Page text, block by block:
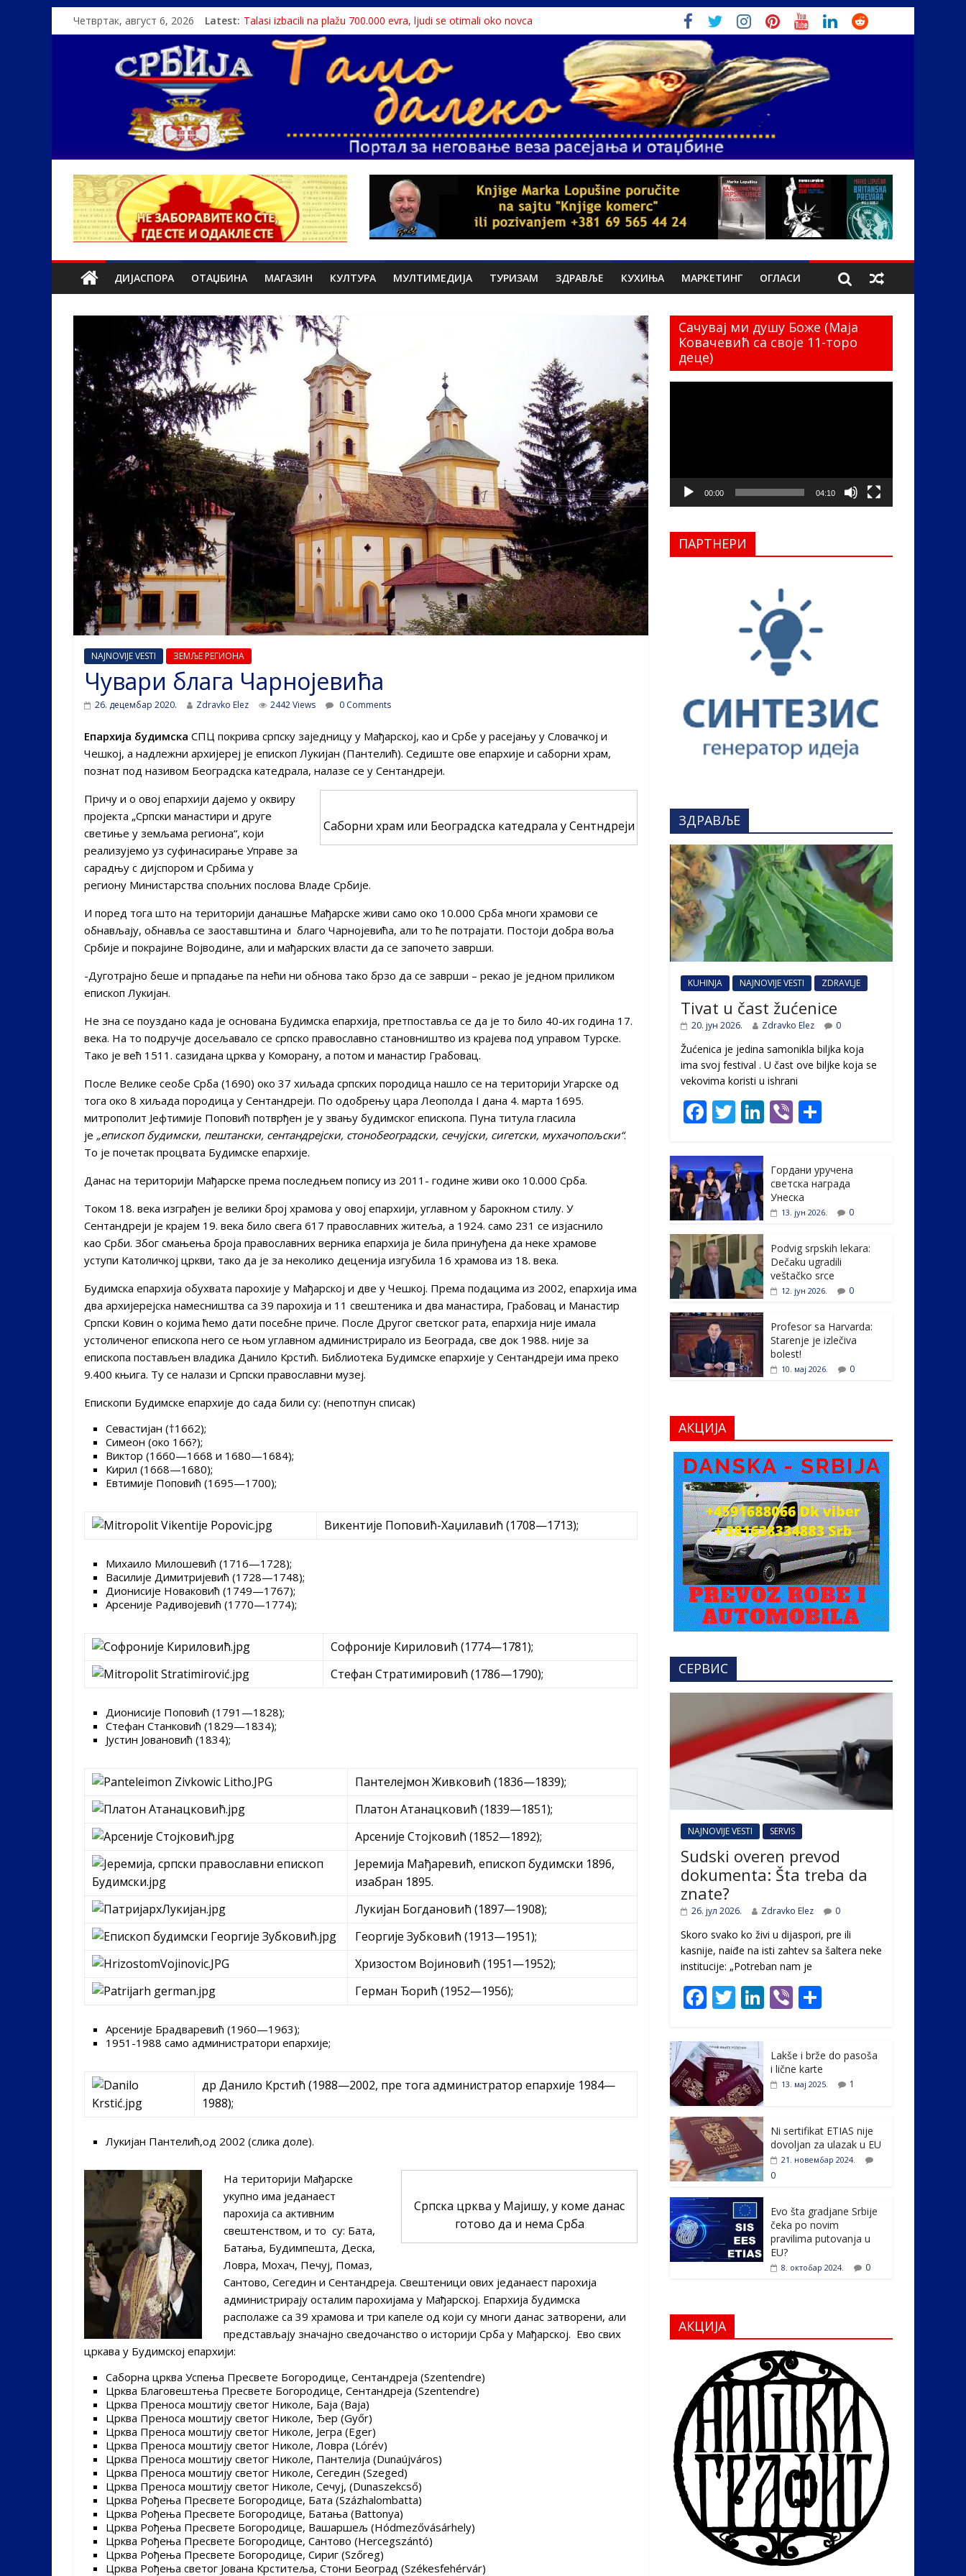
Четвртак, август 6, 2026 Latest: Talasi izbacili na plažu 700.000 evra, ljudi se otimali oko novca
Srbin zaspao na Dunavu, reka ga odnela u Rumuniju
Politika i seks glavne teme srpskih medija
U Srbiji pola miliona migranata, 100 000 stranaca se zaposlilo
Monasi spasili dete sa litice visoke 15 metara
ДИЈАСПОРА ОТАЏБИНА МАГАЗИН КУЛТУРА МУЛТИМЕДИЈА ТУРИЗАМ ЗДРАВЉЕ КУХИЊА МАРКЕТИНГ ОГЛАСИ
NAJNOVIJE VESTI ЗЕМЉЕ РЕГИОНА
Чувари блага Чарнојевића
26. децембар 2020. Zdravko Elez 2442 Views 0 Comments
Епархија будимска СПЦ покрива српску заједницу у Мађарској, као и Србе у расејању у Словачкој и
Чешкој, а надлежни архијереј је епископ Лукијан (Пантелић). Седиште ове епархије и саборни храм,
познат под називом Београдска катедрала, налазе се у Сентандреји.
Саборни храм или Београдска катедрала у Сентндреји
Причу и о овој епархији дајемо у оквиру
пројекта „Српски манастири и друге
светиње у земљама региона“, који
реализујемо уз суфинасирање Управе за
сарадњу с дијспором и Србима у
региону Министарства спољних послова Владе Србије.
И поред тога што на територији данашње Мађарске живи само око 10.000 Срба многи храмови се
обнављају, обнавља се заоставштина и благо Чарнојевића, али то ће потрајати. Постоји добра воља
Србије и покрајине Војводине, али и мађарских власти да се започето заврши.
-Дуготрајно беше и прпадање па нећи ни обнова тако брзо да се заврши – рекао је једном приликом
епископ Лукијан.
Не зна се поуздано када је основана Будимска епархија, претпоставља се да је то било 40-их година 17.
века. На то подручје досељавало се српско православно становништво из крајева под управом Турске.
Тако је већ 1511. сазидана црква у Коморану, а потом и манастир Грабовац.
После Велике сеобе Срба (1690) око 37 хиљада српских породица нашло се на територији Угарске од
тога око 8 хиљада породица у Сентандреји. По одобрењу цара Леополда I дана 4. марта 1695.
митрополит Јефтимије Поповић потврђен је у звању будимског епископа. Пуна титула гласила
је „епископ будимски, пештански, сентандрејски, стонобеоградски, сечујски, сигетски, мухачопољски“.
То је почетак процвата Будимске епархије.
Данас на територији Мађарске према последњем попису из 2011- године живи око 10.000 Срба.
Током 18. века изграђен је велики број храмова у овој епархији, углавном у барокном стилу. У
Сентандреји је крајем 19. века било свега 617 православних житеља, а 1924. само 231 се изјаснило
као Срби. Због смањења броја православних верника епархија је била принуђена да неке храмове
уступи Католичкој цркви, тако да је за неколико деценија изгубила 16 храмова из 18. века.
Будимска епархија обухвата парохије у Мађарској и две у Чешкој. Према подацима из 2002, епархија има
два архијерејска намесништва са 39 парохија и 11 свештеника и два манастира, Грабовац и Манастир
Српски Ковин о којима ћемо дати посебне приче. После Другог светског рата, епархија није имала
устоличеног епископа него се њом углавном администрирало из Београда, све док 1988. није за
епископа постављен владика Данило Крстић. Библиотека Будимске епархије у Сентандреји има преко
9.400 књига. Ту се налази и Српски православни музеј.
Епископи Будимске епархије до сада били су: (непотпун списак)
Севастијан (†1662);
Симеон (око 166?);
Виктор (1660—1668 и 1680—1684);
Кирил (1668—1680);
Евтимије Поповић (1695—1700);
Викентије Поповић-Хаџилавић (1708—1713);
Михаило Милошевић (1716—1728);
Василије Димитријевић (1728—1748);
Дионисије Новаковић (1749—1767);
Арсеније Радивојевић (1770—1774);
Софроније Кириловић (1774—1781);
Стефан Стратимировић (1786—1790);
Дионисије Поповић (1791—1828);
Стефан Станковић (1829—1834);
Јустин Јовановић (1834);
Пантелејмон Живковић (1836—1839);
Платон Атанацковић (1839—1851);
Арсеније Стојковић (1852—1892);
Јеремија Мађаревић, епископ будимски 1896,
изабран 1895.
Лукијан Богдановић (1897—1908);
Георгије Зубковић (1913—1951);
Хризостом Војиновић (1951—1952);
Герман Ђорић (1952—1956);
Арсеније Брадваревић (1960—1963);
1951-1988 само администратори епархије;
др Данило Крстић (1988—2002, пре тога администратор епархије 1984—
1988);
Лукијан Пантелић,од 2002 (слика доле).
Српска црква у Мајишу, у коме данас
готово да и нема Срба
На територији Мађарске
укупно има једанаест
парохија са активним
свештенством, и то су: Бата,
Батања, Будимпешта, Деска,
Ловра, Мохач, Печуј, Помаз,
Сантово, Сегедин и Сентандреја. Свештеници ових једанаест парохија
администрирају осталим парохијама у Мађарској. Епархија будимска
располаже са 39 храмова и три капеле од који су многи данас затворени, али
представљају значајно сведочанство о историји Срба у Мађарској. Ево свих
цркава у Будимској епархији:
Саборна црква Успења Пресвете Богородице, Сентандреја (Szentendre)
Црква Благовештења Пресвете Богородице, Сентандреја (Szentendre)
Црква Преноса моштију светог Николе, Баја (Baja)
Црква Преноса моштију светог Николе, Ђер (Győr)
Црква Преноса моштију светог Николе, Јегра (Еger)
Црква Преноса моштију светог Николе, Ловра (Lórév)
Црква Преноса моштију светог Николе, Пантелија (Dunaújváros)
Црква Преноса моштију светог Николе, Сегедин (Szeged)
Црква Преноса моштију светог Николе, Сечуј, (Dunaszekcső)
Црква Рођења Пресвете Богородице, Бата (Százhalombatta)
Црква Рођења Пресвете Богородице, Батања (Battonya)
Црква Рођења Пресвете Богородице, Вашаршељ (Hódmezővásárhely)
Црква Рођења Пресвете Богородице, Сантово (Hercegszántó)
Црква Рођења Пресвете Богородице, Сириг (Szőreg)
Црква Рођења светог Јована Крститеља, Стони Београд (Székesfehérvár)
Сачувај ми душу Боже (Маја
Ковачевић са своје 11-торо
деце)
00:00 04:10
ПАРТНЕРИ
ЗДРАВЉЕ
KUHINJA NAJNOVIJE VESTI ZDRAVLJE
Tivat u čast žućenice
20. јун 2026. Zdravko Elez 0
Žućenica je jedina samonikla biljka koja
ima svoj festival . U čast ovе biljke koja se
vekovima koristi u ishrani
F
e
b
o
o
k
T
itt
er
Li
e
dI
n
Vi
e
Гордани уручена
светска награда
Унеска
13. јун 2026. 0
Podvig srpskih lekara:
Dečaku ugradili
veštačko srce
12. јун 2026. 0
Profesor sa Harvarda:
Starenje je izlečiva
bolest!
10. мај 2026. 0
АКЦИЈА
СЕРВИС
NAJNOVIJE VESTI SERVIS
Sudski overen prevod
dokumenta: Šta treba da
znate?
26. јул 2026. Zdravko Elez 0
Skoro svako ko živi u dijaspori, pre ili
kasnije, naiđe na isti zahtev sa šaltera neke
institucije: „Potreban nam je
F
e
b
o
o
k
T
itt
er
Li
e
dI
Vi
er ar
e
Lakše i brže do pasoša
i lične karte
13. мај 2025. 1
Ni sertifikat ETIAS nije
dovoljan za ulazak u EU
21. новембар 2024.
0
Evo šta gradjane Srbije
čeka po novim
pravilima putovanja u
EU?
8. октобар 2024. 0
АКЦИЈА